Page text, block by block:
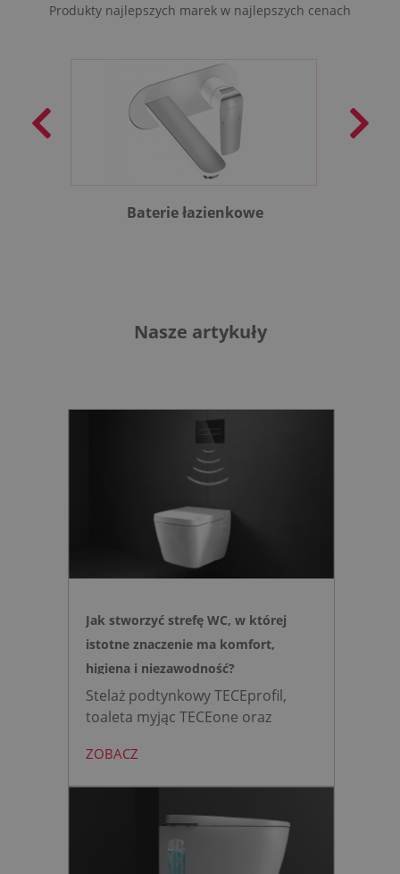
Produkty najlepszych marek w najlepszych cenach
Baterie łazienkowe
Nasze artykuły
Jak stworzyć strefę WC, w której
istotne znaczenie ma komfort,
higiena i niezawodność?
Stelaż podtynkowy TECEprofil,
toaleta myjąc TECEone oraz
mini to zestaw, który warto
wybrać, gdy zależy nam na
bezpiecznej strefie WC. Zamiast
skomplikowanej i podatnej na
ZOBACZ